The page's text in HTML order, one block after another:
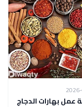
عمل بهارات الدجاج